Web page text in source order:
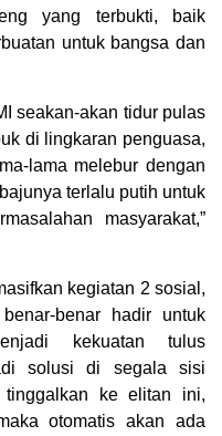
yang terbukti, baik
untuk bangsa dan
seakan-akan tidur pulas
di lingkaran penguasa,
lama melebur dengan
terlalu putih untuk
masyarakat,”
kegiatan 2 sosial,
benar hadir untuk
kekuatan tulus
solusi di segala sisi
tinggalkan ke elitan ini,
otomatis akan ada